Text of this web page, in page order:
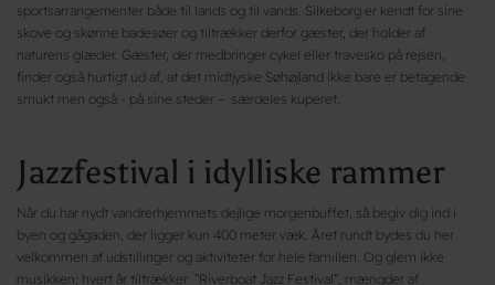
sportsarrangementer både til lands og til vands. Silkeborg er kendt for sine
skove og skønne badesøer og tiltrækker derfor gæster, der holder af
naturens glæder. Gæster, der medbringer cykel eller travesko på rejsen,
finder også hurtigt ud af, at det midtjyske Søhøjland ikke bare er betagende
smukt men også - på sine steder – særdeles kuperet.
Jazzfestival i idylliske rammer
Når du har nydt vandrerhjemmets dejlige morgenbuffet, så begiv dig ind i
byen og gågaden, der ligger kun 400 meter væk. Året rundt bydes du her
velkommen af udstillinger og aktiviteter for hele familien. Og glem ikke
musikken; hvert år tiltrækker ”Riverboat Jazz Festival”, mængder af